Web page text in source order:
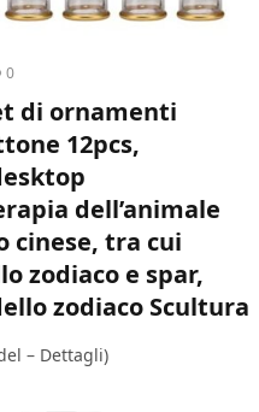
0
di ornamenti
12pcs,
dell’animale
cinese, tra cui
zodiaco e spar,
zodiaco Scultura
– Dettagli)